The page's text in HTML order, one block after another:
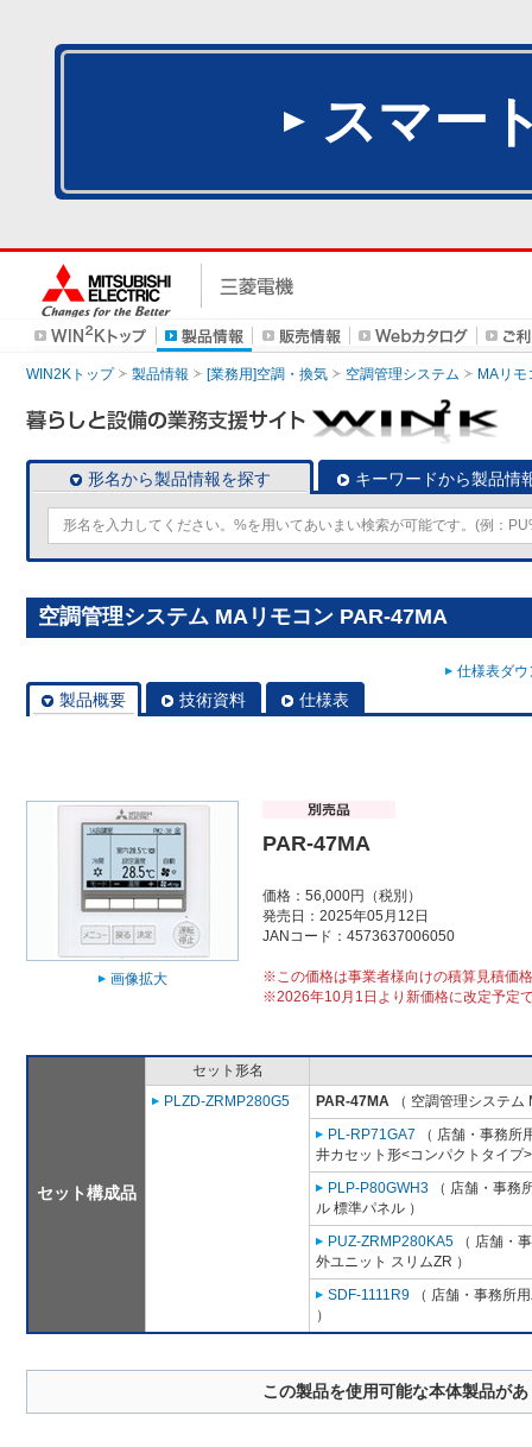
スマー
WIN2Kトップ 製品情報 [業務用]空調・換気 空調管理システム MAリモ
形名から製品情報を探す キーワードから製品情
空調管理システム MAリモコン PAR-47MA
仕様表ダ
製品概要 技術資料 仕様表
画像拡大
PAR-47MA
価格：56,000円（税別）
発売日：2025年05月12日
JANコード：4573637006050
※この価格は事業者様向けの積算見積価
※2026年10月1日より新価格に改定予定
セット構成品
セット形名
PLZD-ZRMP280G5
PAR-47MA （ 空調管理システム
PL-RP71GA7 （ 店舗・事務所
井カセット形<コンパクトタイプ
PLP-P80GWH3 （ 店舗・事務
ル 標準パネル ）
PUZ-ZRMP280KA5 （ 店舗・
外ユニット スリムZR ）
SDF-1111R9 （ 店舗・事務所
）
この製品を使用可能な本体製品が